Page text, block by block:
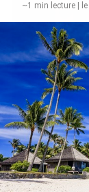
Avec
participer
Outre-mer
le 06/08/2026
~1 min lecture |